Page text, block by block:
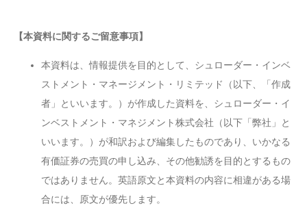
【本資料に関するご留意事項】
本資料は、情報提供を目的として、シュローダー・インベ
ストメント・マネージメント・リミテッド（以下、「作成
者」といいます。）が作成した資料を、シュローダー・イ
ンベストメント・マネジメント株式会社（以下「弊社」と
いいます。）が和訳および編集したものであり、いかなる
有価証券の売買の申し込み、その他勧誘を目的とするもの
ではありません。英語原文と本資料の内容に相違がある場
合には、原文が優先します。